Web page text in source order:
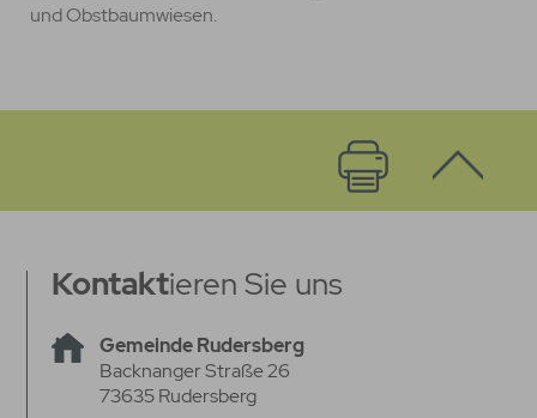
und Obstbaumwiesen.
Kontaktieren Sie uns
Gemeinde Rudersberg
Backnanger Straße 26
73635 Rudersberg